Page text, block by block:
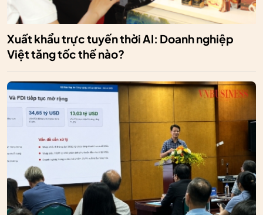
Xuất khẩu trực tuyến thời AI: Doanh nghiệp
Việt tăng tốc thế nào?